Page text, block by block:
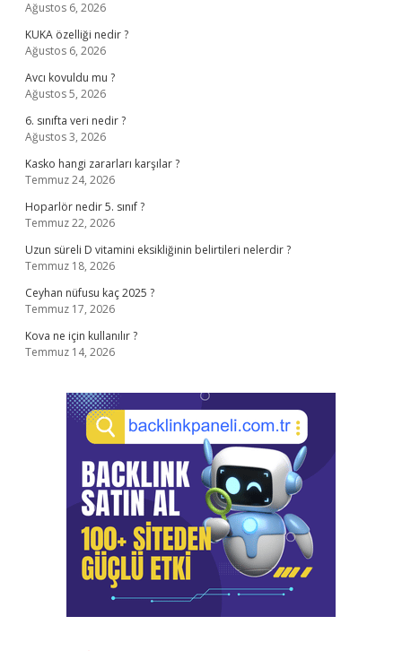
Ağustos 6, 2026
KUKA özelliği nedir ?
Ağustos 6, 2026
Avcı kovuldu mu ?
Ağustos 5, 2026
6. sınıfta veri nedir ?
Ağustos 3, 2026
Kasko hangi zararları karşılar ?
Temmuz 24, 2026
Hoparlör nedir 5. sınıf ?
Temmuz 22, 2026
Uzun süreli D vitamini eksikliğinin belirtileri nelerdir ?
Temmuz 18, 2026
Ceyhan nüfusu kaç 2025 ?
Temmuz 17, 2026
Kova ne için kullanılır ?
Temmuz 14, 2026